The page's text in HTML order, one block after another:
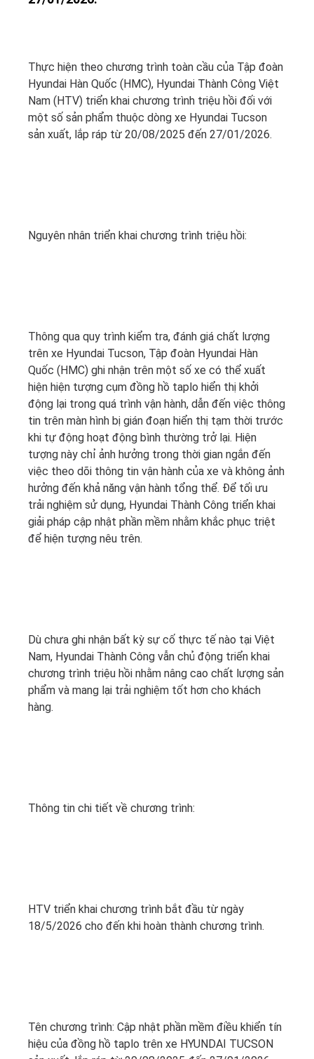
Thực hiện theo chương trình toàn cầu của Tập đoàn
Hyundai Hàn Quốc (HMC), Hyundai Thành Công Việt
Nam (HTV) triển khai chương trình triệu hồi đối với
một số sản phẩm thuộc dòng xe Hyundai Tucson
sản xuất, lắp ráp từ 20/08/2025 đến 27/01/2026.
Nguyên nhân triển khai chương trình triệu hồi:
Thông qua quy trình kiểm tra, đánh giá chất lượng
trên xe Hyundai Tucson, Tập đoàn Hyundai Hàn
Quốc (HMC) ghi nhận trên một số xe có thể xuất
hiện hiện tượng cụm đồng hồ taplo hiển thị khởi
động lại trong quá trình vận hành, dẫn đến việc thông
tin trên màn hình bị gián đoạn hiển thị tạm thời trước
khi tự động hoạt động bình thường trở lại. Hiện
tượng này chỉ ảnh hưởng trong thời gian ngắn đến
việc theo dõi thông tin vận hành của xe và không ảnh
hưởng đến khả năng vận hành tổng thể. Để tối ưu
trải nghiệm sử dụng, Hyundai Thành Công triển khai
giải pháp cập nhật phần mềm nhằm khắc phục triệt
để hiện tượng nêu trên.
Dù chưa ghi nhận bất kỳ sự cố thực tế nào tại Việt
Nam, Hyundai Thành Công vẫn chủ động triển khai
chương trình triệu hồi nhằm nâng cao chất lượng sản
phẩm và mang lại trải nghiệm tốt hơn cho khách
hàng.
Thông tin chi tiết về chương trình:
HTV triển khai chương trình bắt đầu từ ngày
18/5/2026 cho đến khi hoàn thành chương trình.
Tên chương trình: Cập nhật phần mềm điều khiển tín
hiệu của đồng hồ taplo trên xe HYUNDAI TUCSON